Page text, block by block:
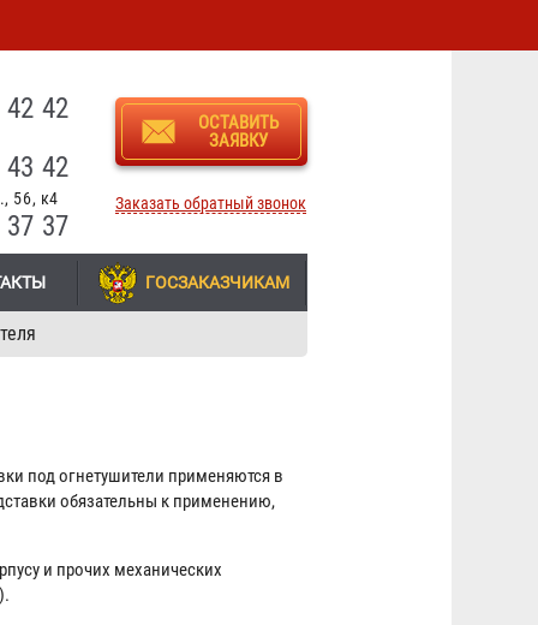
42
42
56, к4
37
ОСТАВИТЬ
ЗАЯВКУ
Заказать обратный звонок
ГОСЗАКАЗЧИКАМ
под огнетушители применяются в
обязательны к применению,
и прочих механических